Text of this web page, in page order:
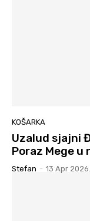
KOŠARKA
Uzalud sjajni
Poraz Mege
Stefan - 13 Apr